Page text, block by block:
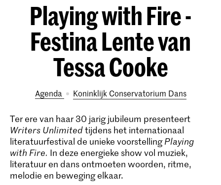
Playing with Fire -
Festina Lente van
Tessa Cooke
Agenda Koninklijk Conservatorium Dans
Ter ere van haar 30 jarig jubileum presenteert
Writers Unlimitedtijdens het internationaal
literatuurfestival de unieke voorstellingPlaying
with Fire. In deze energieke show vol muziek,
literatuur en dans ontmoeten woorden, ritme,
melodie en beweging elkaar.